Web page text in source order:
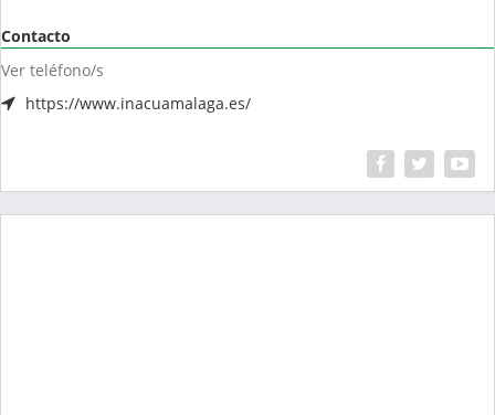
Contacto
Ver teléfono/s
https://www.inacuamalaga.es/